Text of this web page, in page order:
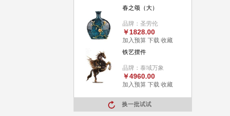
春之颂（大）
品牌：圣劳伦
￥1828.00
加入预算 下载 收藏
铁艺摆件
品牌：泰域万象
￥4960.00
加入预算 下载 收藏
换一批试试